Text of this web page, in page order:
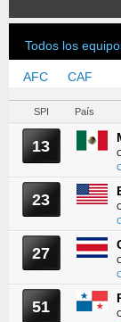
Todos los
AFC CAF
SPI País
13
23
27
51